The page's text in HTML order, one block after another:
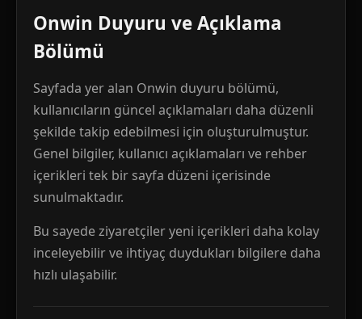
Onwin Duyuru ve Açıklama
Bölümü
Sayfada yer alan Onwin duyuru bölümü,
kullanıcıların güncel açıklamaları daha düzenli
şekilde takip edebilmesi için oluşturulmuştur.
Genel bilgiler, kullanıcı açıklamaları ve rehber
içerikleri tek bir sayfa düzeni içerisinde
sunulmaktadır.
Bu sayede ziyaretçiler yeni içerikleri daha kolay
inceleyebilir ve ihtiyaç duydukları bilgilere daha
hızlı ulaşabilir.